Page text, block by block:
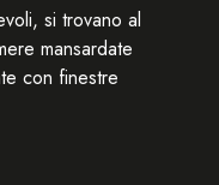
si trovano al
mansardate
con finestre